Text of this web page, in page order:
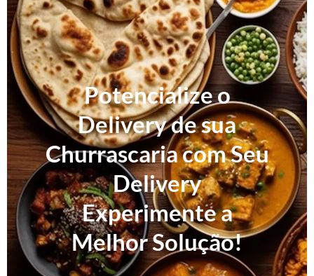
Potencialize o
Delivery de sua
Churrascaria com Seu
Delivery
Experimente a
Melhor Solução!